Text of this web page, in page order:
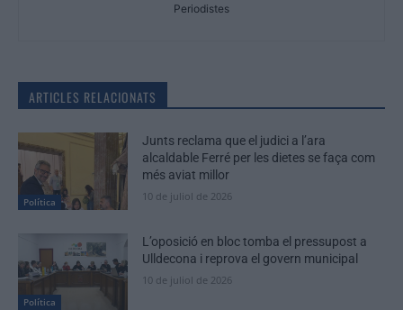
Periodistes
ARTICLES RELACIONATS
Política
Junts reclama que el judici a l’ara
alcaldable Ferré per les dietes se faça com
més aviat millor
10 de juliol de 2026
Política
L’oposició en bloc tomba el pressupost a
Ulldecona i reprova el govern municipal
10 de juliol de 2026